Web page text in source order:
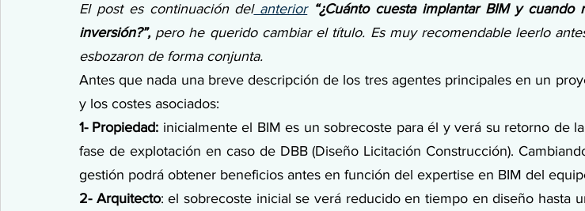
El post es continuación del anterior “¿Cuánto cuesta implantar BIM y cuando
inversión?”, pero he querido cambiar el título. Es muy recomendable leerlo
esbozaron de forma conjunta.
Antes que nada una breve descripción de los tres agentes principales en un
y los costes asociados:
1- Propiedad: inicialmente el BIM es un sobrecoste para él y verá su retorno de
fase de explotación en caso de DBB (Diseño Licitación Construcción).
gestión podrá obtener beneficios antes en función del expertise en BIM del
2- Arquitecto: el sobrecoste inicial se verá reducido en tiempo en diseño hasta